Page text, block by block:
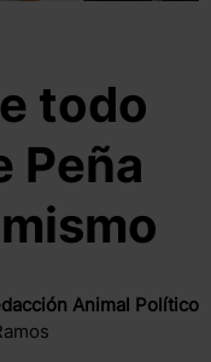
todo
Peña
Animal Político